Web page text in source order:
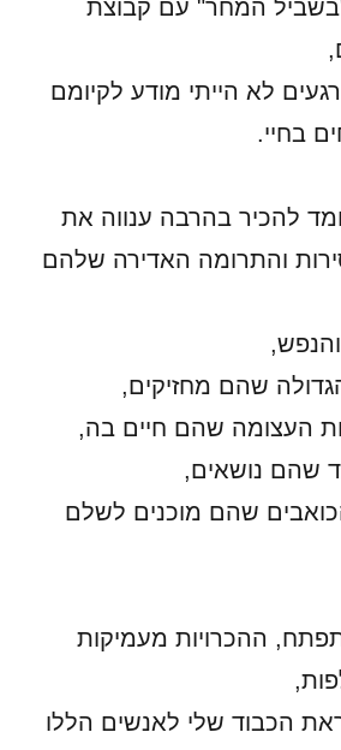
המחר" עם קבוצת
לא הייתי מודע לקיומם
בחיי.
להכיר בהרבה ענווה את
והתרומה האדירה שלהם
שהם מחזיקים,
העצומה שהם חיים בה,
שהם נושאים,
שהם מוכנים לשלם
ההכרויות מעמיקות
הכבוד שלי לאנשים הללו